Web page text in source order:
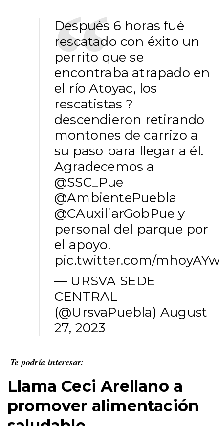
Después 6 horas fué
rescatado con éxito un
perrito que se
encontraba atrapado en
el río Atoyac, los
rescatistas ?
descendieron retirando
montones de carrizo a
su paso para llegar a él.
Agradecemos a
@SSC_Pue
@AmbientePuebla
@CAuxiliarGobPue y
personal del parque por
el apoyo.
pic.twitter.com/
— URSVA SEDE
CENTRAL
(@UrsvaPuebla) August
27, 2023
Te podría interesar:
Llama Ceci Arellano a
promover alimentación